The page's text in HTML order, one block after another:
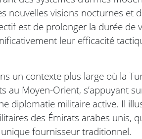
nouvelles visions nocturnes et
est de prolonger la durée de
leur efficacité
un contexte plus large où la
au Moyen-Orient, s’appuyant
diplomatie militaire active. Il
des Émirats arabes unis,
fournisseur traditionnel.